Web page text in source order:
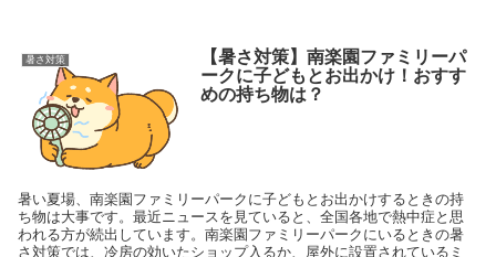
暑さ対策
【暑さ対策】南楽園ファミリーパ
ークに子どもとお出かけ！おすす
めの持ち物は？
暑い夏場、南楽園ファミリーパークに子どもとお出かけするときの持
ち物は大事です。最近ニュースを見ていると、全国各地で熱中症と思
われる方が続出しています。南楽園ファミリーパークにいるときの暑
さ対策では、冷房の効いたショップ入るか、屋外に設置されているミ